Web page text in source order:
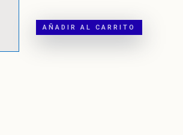
AÑADIR AL CARRITO